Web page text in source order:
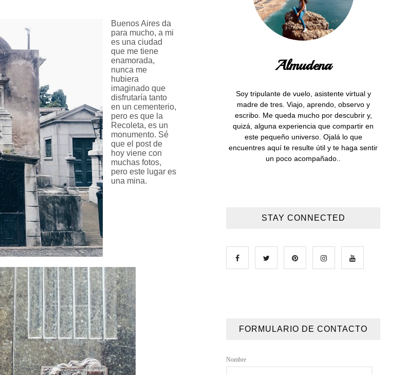
Buenos Aires da
para mucho, a mi
es una ciudad
que me tiene
enamorada,
nunca me
hubiera
imaginado que
disfrutaría tanto
en un cementerio,
pero es que la
Recoleta, es un
monumento. Sé
que el post de
hoy viene con
muchas fotos,
pero este lugar es
una mina.
Almudena
Soy tripulante de vuelo, asistente virtual y
madre de tres. Viajo, aprendo, observo y
escribo. Me queda mucho por descubrir y,
quizá, alguna experiencia que compartir en
este pequeño universo. Ojalá lo que
encuentres aquí te resulte útil y te haga sentir
un poco acompañado..
STAY CONNECTED
FORMULARIO DE CONTACTO
Nombre